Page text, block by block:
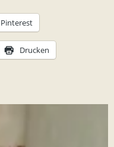
Pinterest
Drucken